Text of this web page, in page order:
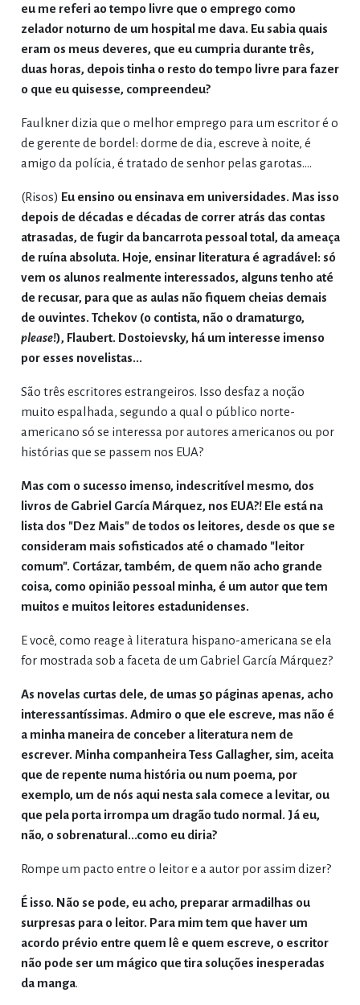
eu me referi ao tempo livre que o emprego como
zelador noturno de um hospital me dava. Eu sabia quais
eram os meus deveres, que eu cumpria durante três,
duas horas, depois tinha o resto do tempo livre para fazer
o que eu quisesse, compreendeu?
Faulkner dizia que o melhor emprego para um escritor é o
de gerente de bordel: dorme de dia, escreve à noite, é
amigo da polícia, é tratado de senhor pelas garotas.…
(Risos) Eu ensino ou ensinava em universidades. Mas isso
depois de décadas e décadas de correr atrás das contas
atrasadas, de fugir da bancarrota pessoal total, da ameaça
de ruína absoluta. Hoje, ensinar literatura é agradável: só
vem os alunos realmente interessados, alguns tenho até
de recusar, para que as aulas não fiquem cheias demais
de ouvintes. Tchekov (o contista, não o dramaturgo,
please!), Flaubert. Dostoievsky, há um interesse imenso
por esses novelistas...
São três escritores estrangeiros. Isso desfaz a noção
muito espalhada, segundo a qual o público norte-
americano só se interessa por autores americanos ou por
histórias que se passem nos EUA?
Mas com o sucesso imenso, indescritível mesmo, dos
livros de Gabriel García Márquez, nos EUA?! Ele está na
lista dos "Dez Mais" de todos os leitores, desde os que se
consideram mais sofisticados até o chamado "leitor
comum". Cortázar, também, de quem não acho grande
coisa, como opinião pessoal minha, é um autor que tem
muitos e muitos leitores estadunidenses.
E você, como reage à literatura hispano-americana se ela
for mostrada sob a faceta de um Gabriel García Márquez?
As novelas curtas dele, de umas 50 páginas apenas, acho
interessantíssimas. Admiro o que ele escreve, mas não é
a minha maneira de conceber a literatura nem de
escrever. Minha companheira Tess Gallagher, sim, aceita
que de repente numa história ou num poema, por
exemplo, um de nós aqui nesta sala comece a levitar, ou
que pela porta irrompa um dragão tudo normal. Já eu,
não, o sobrenatural...como eu diria?
Rompe um pacto entre o leitor e a autor por assim dizer?
É isso. Não se pode, eu acho, preparar armadilhas ou
surpresas para o leitor. Para mim tem que haver um
acordo prévio entre quem lê e quem escreve, o escritor
não pode ser um mágico que tira soluções inesperadas
da manga.